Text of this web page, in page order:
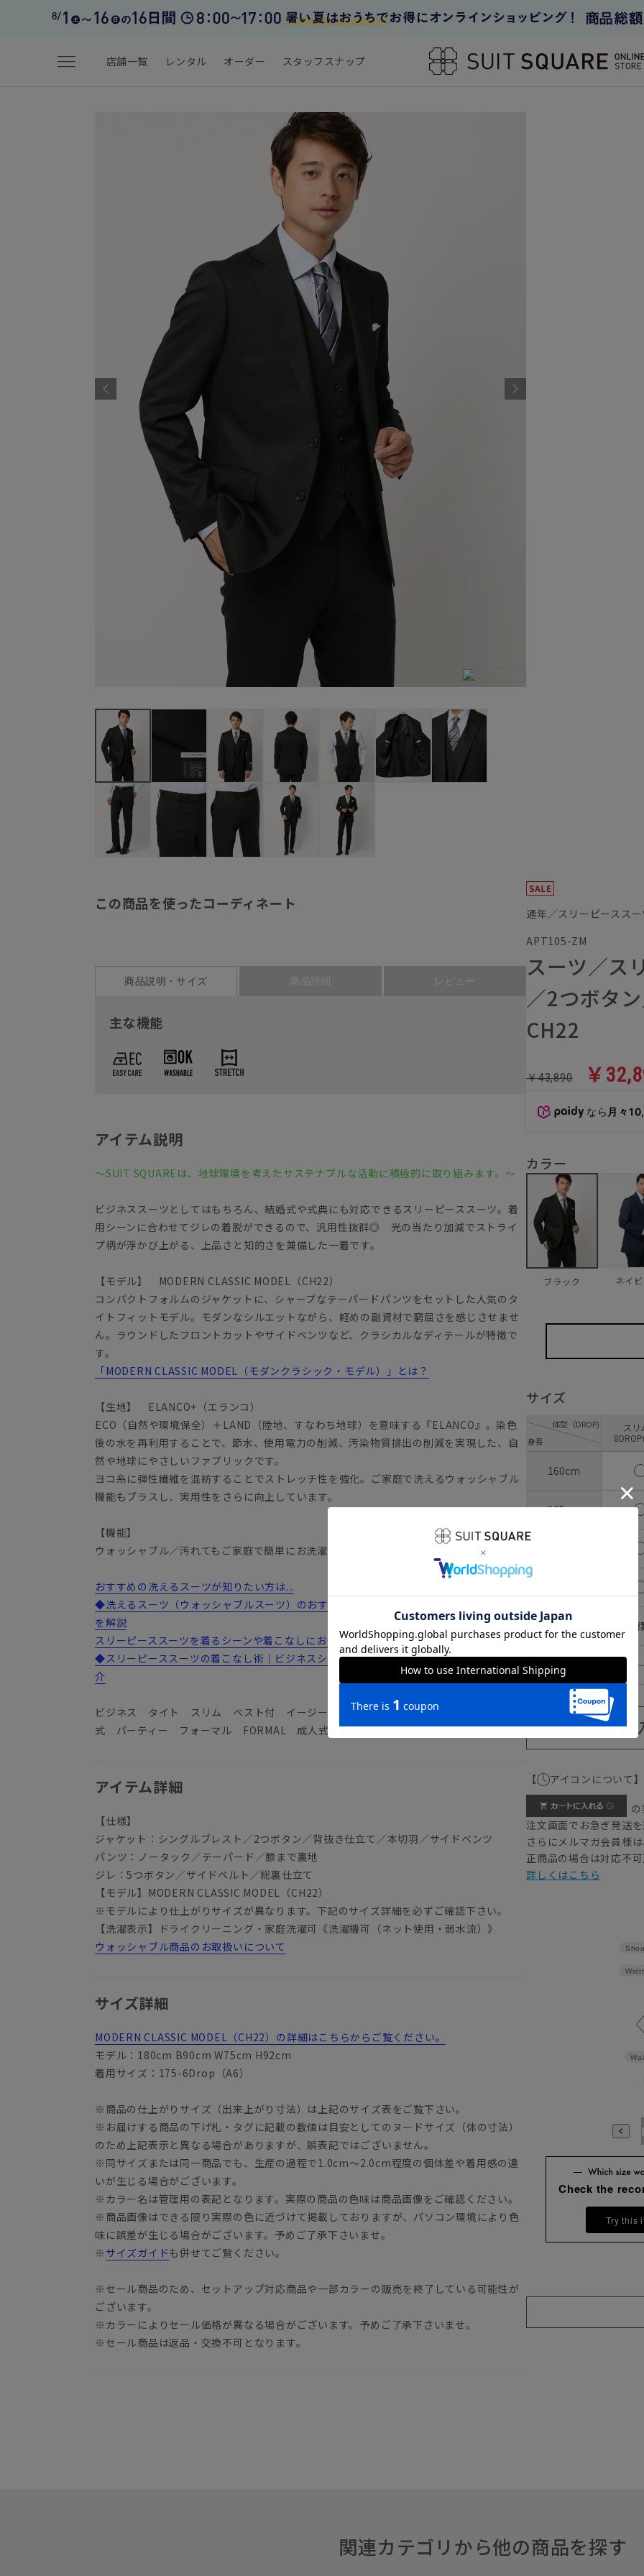
menu 店舗一覧 レンタル オーダー スタッフスナップ
この商品を使ったコーディネート
商品説明・サイズ 商品詳細 レビュー
主な機能
アイテム説明
～SUIT SQUAREは、地球環境を考えたサステナブルな活動に積極的に取り組みます。～
ビジネススーツとしてはもちろん、結婚式や式典にも対応できるスリーピーススーツ。着
用シーンに合わせてジレの着脱ができるので、汎用性抜群◎ 光の当たり加減でストライ
プ柄が浮かび上がる、上品さと知的さを兼備した一着です。
【モデル】 MODERN CLASSIC MODEL（CH22）
コンパクトフォルムのジャケットに、シャープなテーパードパンツをセットした人気のタ
イトフィットモデル。モダンなシルエットながら、軽めの副資材で窮屈さを感じさせませ
ん。ラウンドしたフロントカットやサイドベンツなど、クラシカルなディテールが特徴で
す。
「MODERN CLASSIC MODEL（モダンクラシック・モデル）」とは？
【生地】 ELANCO+（エランコ）
ECO（自然や環境保全）＋LAND（陸地、すなわち地球）を意味する『ELANCO』。染色
後の水を再利用することで、節水、使用電力の削減、汚染物質排出の削減を実現した、自
然や地球にやさしいファブリックです。
ヨコ糸に弾性繊維を混紡することでストレッチ性を強化。ご家庭で洗えるウォッシャブル
機能もプラスし、実用性をさらに向上しています。
【機能】
ウォッシャブル／汚れてもご家庭で簡単にお洗濯が可能です。
おすすめの洗えるスーツが知りたい方は...
◆洗えるスーツ（ウォッシャブルスーツ）のおすすめ12選！コスパのいい選び方や洗い方
を解説
スリーピーススーツを着るシーンや着こなしにお悩みの方は...
◆スリーピーススーツの着こなし術｜ビジネスシーンにおすすめのコーディネートをご紹
介
ビジネス タイト スリム ベスト付 イージーケア 形態安定 冠婚葬祭 礼服 結婚
式 パーティー フォーマル FORMAL 成人式
アイテム詳細
【仕様】
ジャケット：シングルブレスト／2つボタン／背抜き仕立て／本切羽／サイドベンツ
パンツ：ノータック／テーパード／膝まで裏地
ジレ：5つボタン／サイドベルト／総裏仕立て
【モデル】MODERN CLASSIC MODEL（CH22）
※モデルにより仕上がりサイズが異なります。下記のサイズ詳細を必ずご確認下さい。
【洗濯表示】ドライクリーニング・家庭洗濯可《洗濯機可（ネット使用・弱水流）》
ウォッシャブル商品のお取扱いについて
サイズ詳細
MODERN CLASSIC MODEL（CH22）の詳細はこちらからご覧ください。
モデル：180cm B90cm W75cm H92cm
着用サイズ：175-6Drop（A6）
※商品の仕上がりサイズ（出来上がり寸法）は上記のサイズ表をご覧下さい。
※お届けする商品の下げ札・タグに記載の数値は目安としてのヌードサイズ（体の寸法）
のため上記表示と異なる場合がありますが、誤表記ではございません。
※同サイズまたは同一商品でも、生産の過程で1.0cm～2.0cm程度の個体差や着用感の違
いが生じる場合がございます。
※カラー名は管理用の表記となります。実際の商品の色味は商品画像をご確認ください。
※商品画像はできる限り実際の色に近づけて掲載しておりますが、パソコン環境により色
味に誤差が生じる場合がございます。予めご了承下さいませ。
※ サイズガイドも併せてご覧ください。
※セール商品のため、セットアップ対応商品や一部カラーの販売を終了している可能性が
ございます。
※カラーによりセール価格が異なる場合がございます。予めご了承下さいませ。
※セール商品は返品・交換不可となります。
通年／スリーピースス
APT105-ZM
スーツ／ス
／2つボタ
CH22
￥43,890 ￥
なら 月々
カラー
ブラック ネイ
サイズ
身長
体型（DROP)
ス
160cm
165cm
180cm 入
185cm
【 アイコンについて】
の
注文画面でお急ぎ発送を
さらにメルマガ会員様
正商品の場合は対応不可
詳しくはこちら
YA3 A3 A4 A5 A6 A7 A8 A9 AB5
Check the
Try this
関連カテゴリから他の商品を探す